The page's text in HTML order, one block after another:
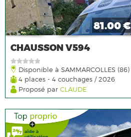
81.00 €
CHAUSSON V594
Disponible à SAMMARCOLLES (86)
4 places - 4 couchages / 2026
Proposé parCLAUDE